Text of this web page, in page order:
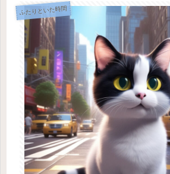
ふたりといた時間